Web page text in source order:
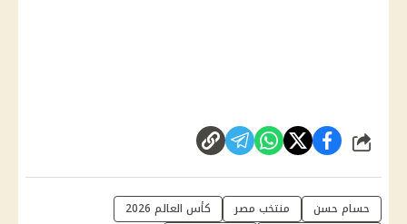
شارك
حسام حسن منتخب مصر
كأس العالم 2026